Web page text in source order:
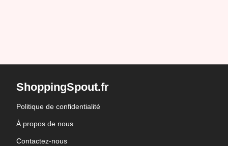
ShoppingSpout.fr
Politique de confidentialité
À propos de nous
Contactez-nous